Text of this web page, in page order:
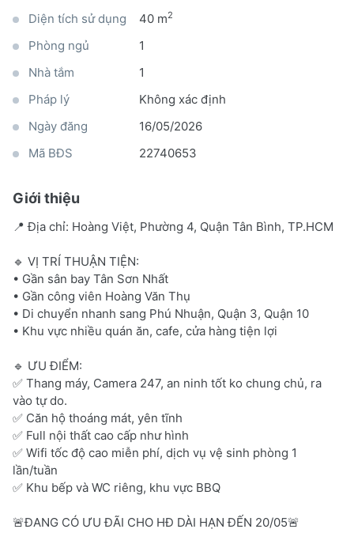
Diện tích sử dụng 40 m2
Phòng ngủ
1
Nhà tắm
1
Pháp lý
Không xác định
Ngày đăng
16/05/2026
Mã BĐS
22740653
Giới thiệu
📍 Địa chỉ: Hoàng Việt, Phường 4, Quận Tân Bình, TP.HCM
🔹 VỊ TRÍ THUẬN TIỆN:
• Gần sân bay Tân Sơn Nhất
• Gần công viên Hoàng Văn Thụ
• Di chuyển nhanh sang Phú Nhuận, Quận 3, Quận 10
• Khu vực nhiều quán ăn, cafe, cửa hàng tiện lợi
🔹 ƯU ĐIỂM:
✅ Thang máy, Camera 247, an ninh tốt ko chung chủ, ra
vào tự do.
✅ Căn hộ thoáng mát, yên tĩnh
✅ Full nội thất cao cấp như hình
✅ Wifi tốc độ cao miễn phí, dịch vụ vệ sinh phòng 1
lần/tuần
✅ Khu bếp và WC riêng, khu vực BBQ
🚨ĐANG CÓ ƯU ĐÃI CHO HĐ DÀI HẠN ĐẾN 20/05🚨